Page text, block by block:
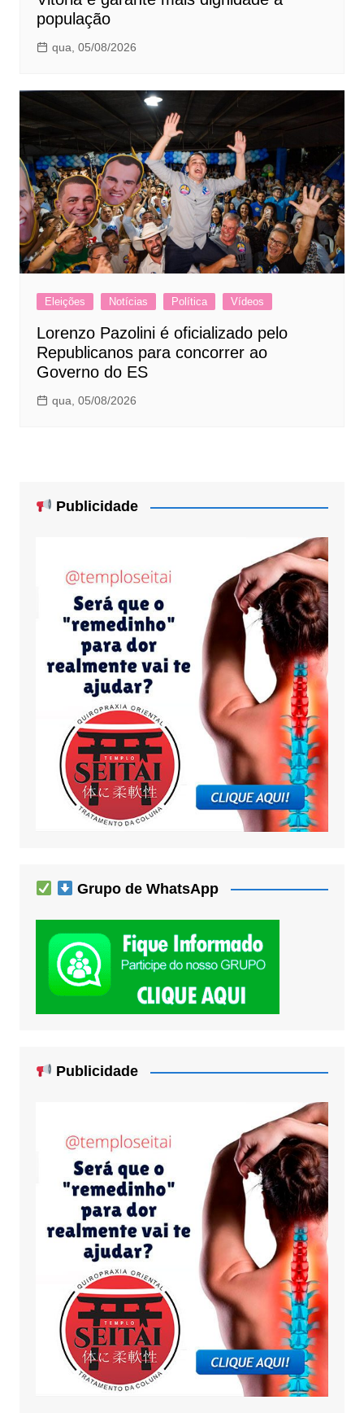
população
qua, 05/08/2026
Eleições Notícias Política Vídeos
Lorenzo Pazolini é oficializado pelo
Republicanos para concorrer ao
Governo do ES
qua, 05/08/2026
Publicidade
Grupo de WhatsApp
Publicidade